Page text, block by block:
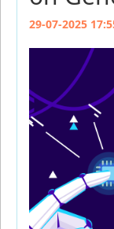
29-07-2025